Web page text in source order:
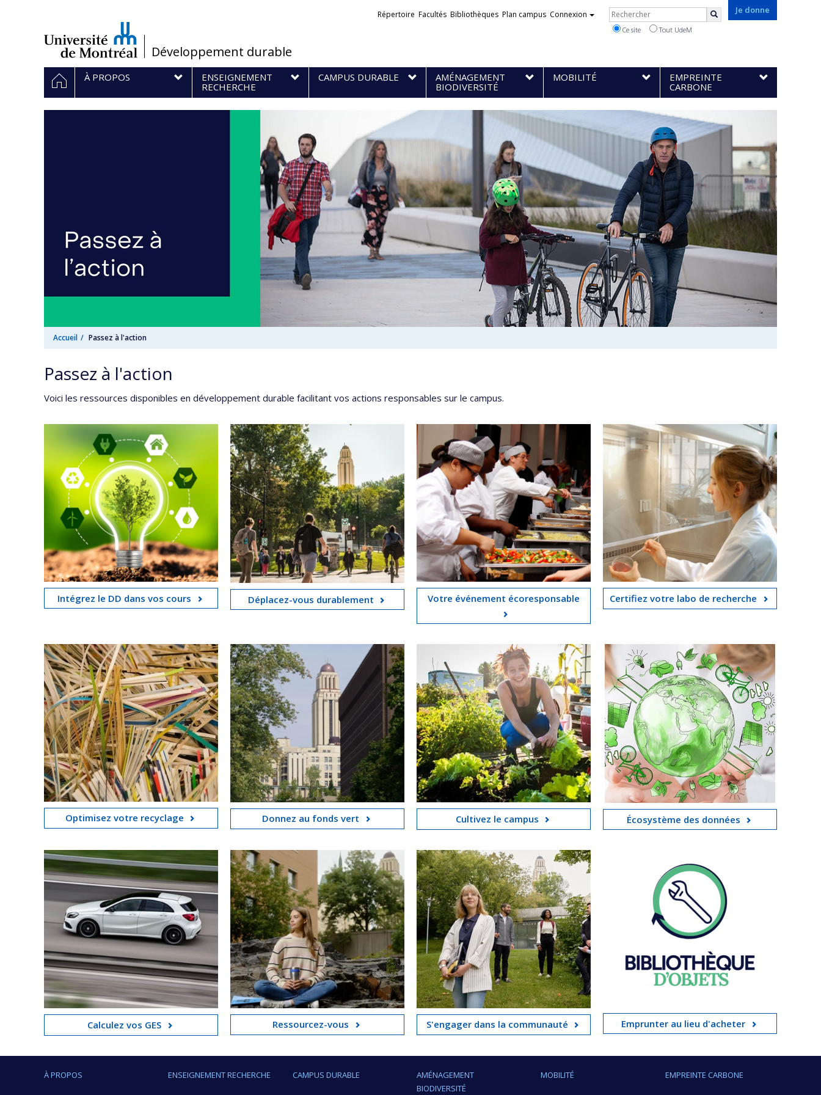
/Développement durable
Je donne
Liens
Répertoire Facultés Bibliothèques Plan campus Connexion Rechercher
Ce site Tout UdeM
Navigation
principale
ACCUEIL
À PROPOS
ENSEIGNEMENT
RECHERCHE
CAMPUS DURABLE
AMÉNAGEMENT
BIODIVERSITÉ
MOBILITÉ
EMPREINTE
CARBONE
Accueil Passez à l'action
Passez à l'action
Voici les ressources disponibles en développement durable facilitant vos actions responsables sur le campus.
Intégrez le DD dans vos cours Déplacez-vous durablement Votre événement écoresponsable Certifiez votre labo de recherche
Optimisez votre recyclage Donnez au fonds vert Cultivez le campus Écosystème des données
Calculez vos GES Ressourcez-vous S'engager dans la communauté Emprunter au lieu d'acheter
À PROPOS ENSEIGNEMENT RECHERCHE CAMPUS DURABLE
AMÉNAGEMENT
BIODIVERSITÉ
MOBILITÉ EMPREINTE CARBONE